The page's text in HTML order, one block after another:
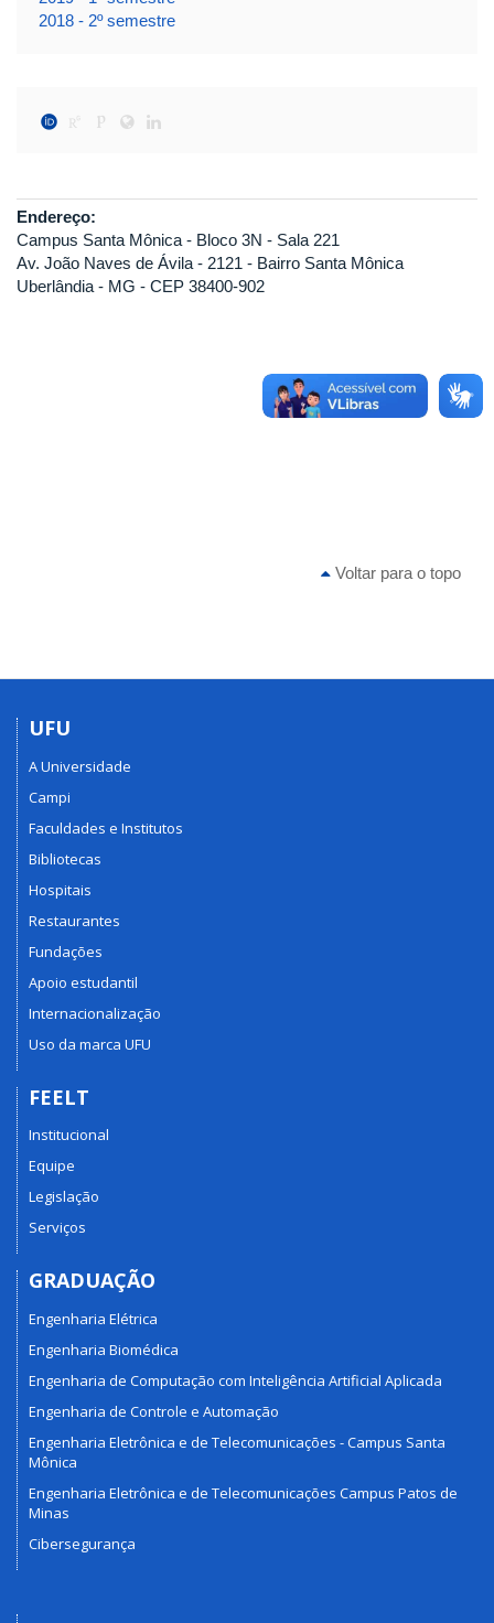
2018 - 2º semestre
Endereço:
Campus Santa Mônica - Bloco 3N - Sala 221
Av. João Naves de Ávila - 2121 - Bairro Santa Mônica
Uberlândia - MG - CEP 38400-902
Voltar para o topo
UFU
A Universidade
Campi
Faculdades e Institutos
Bibliotecas
Hospitais
Restaurantes
Fundações
Apoio estudantil
Internacionalização
Uso da marca UFU
FEELT
Institucional
Equipe
Legislação
Serviços
GRADUAÇÃO
Engenharia Elétrica
Engenharia Biomédica
Engenharia de Computação com Inteligência Artificial Aplicada
Engenharia de Controle e Automação
Engenharia Eletrônica e de Telecomunicações - Campus Santa
Mônica
Engenharia Eletrônica e de Telecomunicações Campus Patos de
Minas
Cibersegurança